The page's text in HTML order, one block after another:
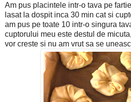
Am pus placintele intr-o tava pe
lasat la dospit inca 30 min cat si
am pus pe toate 10 intr-o singura
cuptorului meu este destul de
vor creste si nu am vrut sa se